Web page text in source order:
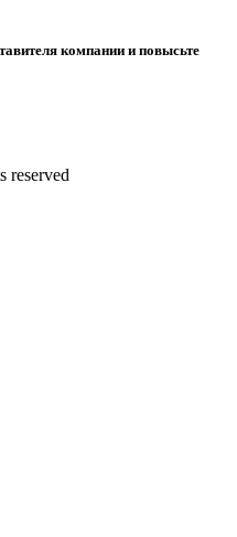
компании и повысьте
reserved